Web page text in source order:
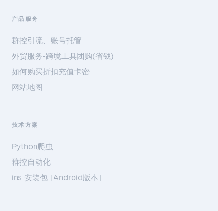
产品服务
群控引流、账号托管
外贸服务-跨境工具团购(省钱)
如何购买折扣充值卡密
网站地图
技术方案
Python爬虫
群控自动化
ins 安装包 [Android版本]